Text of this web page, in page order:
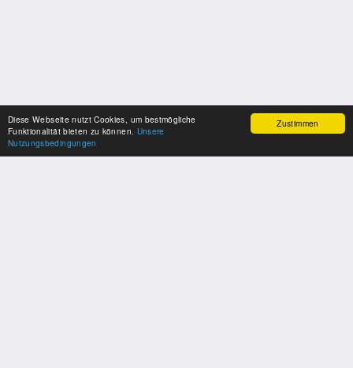
Zustimmen
Diese Webseite nutzt Cookies, um bestmögliche
Funktionalität bieten zu können. Unsere
Nutzungsbedingungen